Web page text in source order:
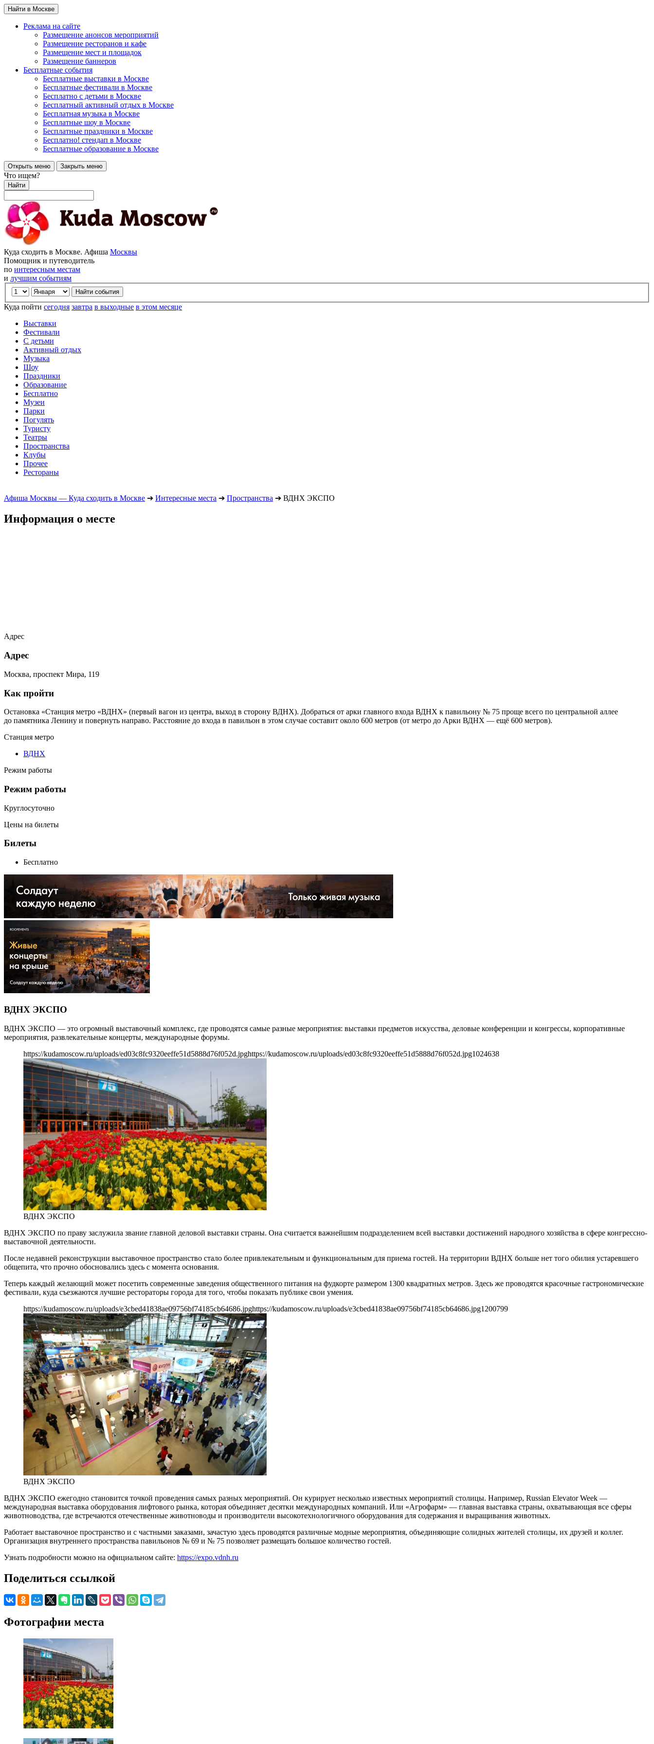
Найти в Москве
Реклама на сайте
Размещение анонсов мероприятий
Размещение ресторанов и кафе
Размещение мест и площадок
Размещение баннеров
Бесплатные события
Бесплатные выставки в Москве
Бесплатные фестивали в Москве
Бесплатно с детьми в Москве
Бесплатный активный отдых в Москве
Бесплатная музыка в Москве
Бесплатные шоу в Москве
Бесплатные праздники в Москве
Бесплатно! стендап в Москве
Бесплатные образование в Москве
Открыть меню Закрыть меню
Что ищем?
Найти
Куда сходить в Москве. Афиша Москвы
Помощник и путеводитель
по интересным местам
и лучшим событиям
Куда пойти сегодня завтра в выходные в этом месяце
Выставки
Фестивали
С детьми
Активный отдых
Музыка
Шоу
Праздники
Образование
Бесплатно
Музеи
Парки
Погулять
Туристу
Театры
Пространства
Клубы
Прочее
Рестораны
Афиша Москвы — Куда сходить в Москве ➔ Интересные места ➔ Пространства ➔ ВДНХ ЭКСПО
Информация о месте
Адрес
Адрес
Москва, проспект Мира, 119
Как пройти
Остановка «Станция метро «ВДНХ» (первый вагон из центра, выход в сторону ВДНХ). Добраться от арки главного входа ВДНХ к павильону № 75 проще всего по центральной аллее
до памятника Ленину и повернуть направо. Расстояние до входа в павильон в этом случае составит около 600 метров (от метро до Арки ВДНХ — ещё 600 метров).
Станция метро
ВДНХ
Режим работы
Режим работы
Круглосуточно
Цены на билеты
Билеты
Бесплатно
ВДНХ ЭКСПО
ВДНХ ЭКСПО — это огромный выставочный комплекс, где проводятся самые разные мероприятия: выставки предметов искусства, деловые конференции и конгрессы, корпоративные
мероприятия, развлекательные концерты, международные форумы.
https://kudamoscow.ru/uploads/ed03c8fc9320eeffe51d5888d76f052d.jpghttps://kudamoscow.ru/uploads/ed03c8fc9320eeffe51d5888d76f052d.jpg1024638
ВДНХ ЭКСПО
ВДНХ ЭКСПО по праву заслужила звание главной деловой выставки страны. Она считается важнейшим подразделением всей выставки достижений народного хозяйства в сфере конгрессно-
выставочной деятельности.
После недавней реконструкции выставочное пространство стало более привлекательным и функциональным для приема гостей. На территории ВДНХ больше нет того обилия устаревшего
общепита, что прочно обосновались здесь с момента основания.
Теперь каждый желающий может посетить современные заведения общественного питания на фудкорте размером 1300 квадратных метров. Здесь же проводятся красочные гастрономические
фестивали, куда съезжаются лучшие рестораторы города для того, чтобы показать публике свои умения.
https://kudamoscow.ru/uploads/e3cbed41838ae09756bf74185cb64686.jpghttps://kudamoscow.ru/uploads/e3cbed41838ae09756bf74185cb64686.jpg1200799
ВДНХ ЭКСПО
ВДНХ ЭКСПО ежегодно становится точкой проведения самых разных мероприятий. Он курирует несколько известных мероприятий столицы. Например, Russian Elevator Week —
международная выставка оборудования лифтового рынка, которая объединяет десятки международных компаний. Или «Агрофарм» — главная выставка страны, охватывающая все сферы
животноводства, где встречаются отечественные животноводы и производители высокотехнологичного оборудования для содержания и выращивания животных.
Работает выставочное пространство и с частными заказами, зачастую здесь проводятся различные модные мероприятия, объединяющие солидных жителей столицы, их друзей и коллег.
Организация внутреннего пространства павильонов № 69 и № 75 позволяет размещать большое количество гостей.
Узнать подробности можно на официальном сайте: https://expo.vdnh.ru
Поделиться ссылкой
Фотографии места